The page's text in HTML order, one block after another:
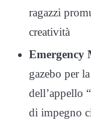
ragazzi
creatività
Emergency
gazebo per
dell’appello
di impegno